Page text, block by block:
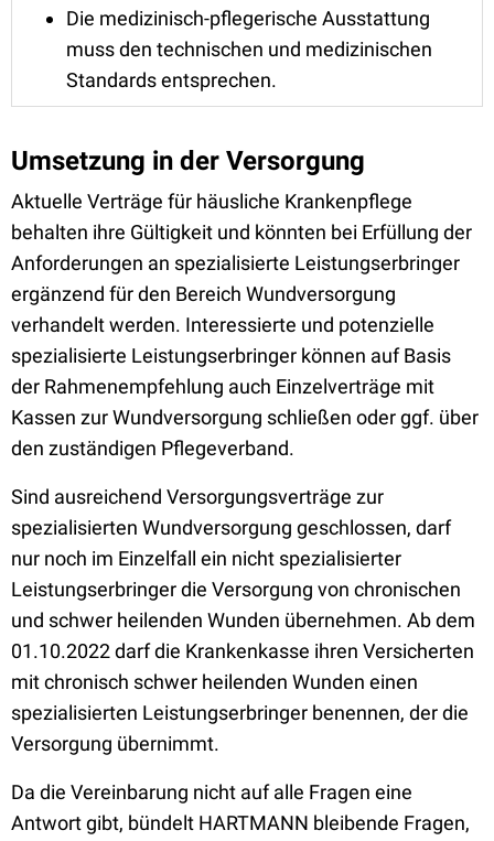
Die medizinisch-pflegerische Ausstattung
muss den technischen und medizinischen
Standards entsprechen.
Umsetzung in der Versorgung
Aktuelle Verträge für häusliche Krankenpflege
behalten ihre Gültigkeit und könnten bei Erfüllung der
Anforderungen an spezialisierte Leistungserbringer
ergänzend für den Bereich Wundversorgung
verhandelt werden. Interessierte und potenzielle
spezialisierte Leistungserbringer können auf Basis
der Rahmenempfehlung auch Einzelverträge mit
Kassen zur Wundversorgung schließen oder ggf. über
den zuständigen Pflegeverband.
Sind ausreichend Versorgungsverträge zur
spezialisierten Wundversorgung geschlossen, darf
nur noch im Einzelfall ein nicht spezialisierter
Leistungserbringer die Versorgung von chronischen
und schwer heilenden Wunden übernehmen. Ab dem
01.10.2022 darf die Krankenkasse ihren Versicherten
mit chronisch schwer heilenden Wunden einen
spezialisierten Leistungserbringer benennen, der die
Versorgung übernimmt.
Da die Vereinbarung nicht auf alle Fragen eine
Antwort gibt, bündelt HARTMANN bleibende Fragen,